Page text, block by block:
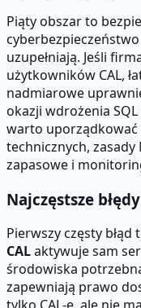
Piąty obszar to
uzupełniają. Jeśli
użytkowników CAL,
nadmiarowe
okazji wdrożenia
warto uporządkować
technicznych,
zapasowe i
Najczęstsze
Pierwszy częsty
CALaktywuje sam
środowiska
zapewniają prawo